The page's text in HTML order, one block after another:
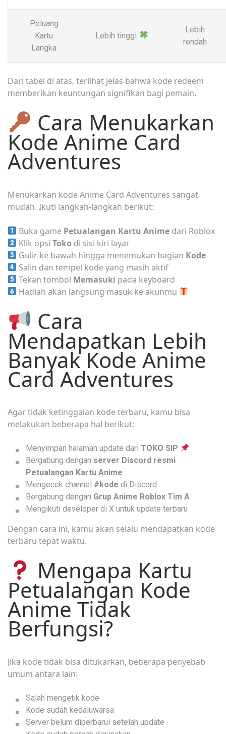
Peluang
Kartu
Langka
Lebih tinggi
Lebih
rendah
Dari tabel di atas, terlihat jelas bahwa kode redeem
memberikan keuntungan signifikan bagi pemain.
Cara Menukarkan
Kode Anime Card
Adventures
Menukarkan kode Anime Card Adventures sangat
mudah. Ikuti langkah-langkah berikut:
Buka game Petualangan Kartu Anime dari Roblox
Klik opsiToko di sisi kiri layar
Gulir ke bawah hingga menemukan bagian Kode
Salin dan tempel kode yang masih aktif
Tekan tombol Memasuki pada keyboard
Hadiah akan langsung masuk ke akunmu
Cara
Mendapatkan Lebih
Banyak Kode Anime
Card Adventures
Agar tidak ketinggalan kode terbaru, kamu bisa
melakukan beberapa hal berikut:
Menyimpan halaman update dari TOKO SIP
Bergabung dengan server Discord resmi
Petualangan Kartu Anime
Mengecek channel #kode di Discord
Bergabung dengan Grup Anime Roblox Tim A
Mengikuti developer di X untuk update terbaru
Dengan cara ini, kamu akan selalu mendapatkan kode
terbaru tepat waktu.
Mengapa Kartu
Petualangan Kode
Anime Tidak
Berfungsi?
Jika kode tidak bisa ditukarkan, beberapa penyebab
umum antara lain:
Salah mengetik kode
Kode sudah kedaluwarsa
Server belum diperbarui setelah update